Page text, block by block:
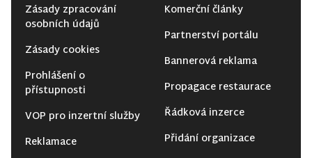
Zásady zpracování
osobních údajů
Zásady cookies
Prohlášení o
přístupnosti
VOP pro inzertní služby
Reklamace
Komerční články
Partnerství portálu
Bannerová reklama
Propagace restaurace
Řádková inzerce
Přidání organizace